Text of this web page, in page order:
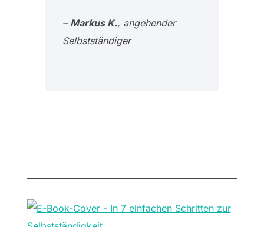
– Markus K., angehender
Selbstständiger